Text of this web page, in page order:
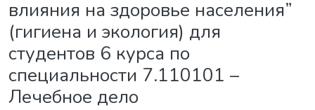
влияния на здоровье населения”
(гигиена и экология) для
студентов 6 курса по
специальности 7.110101 –
Лечебное дело